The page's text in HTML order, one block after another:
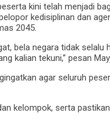
kini telah menjadi
kedisiplinan dan
2045.
bela negara tidak selalu
kalian tekuni,” pesan
agar seluruh
kelompok, serta